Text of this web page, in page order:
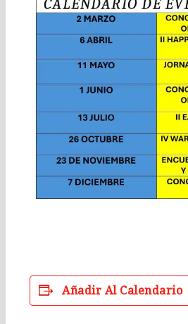
Añadir Al Calendario